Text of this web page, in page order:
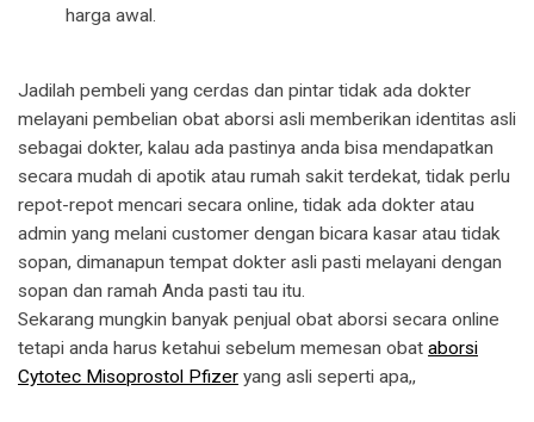
harga awal.
Jadilah pembeli yang cerdas dan pintar tidak ada dokter
melayani pembelian obat aborsi asli memberikan identitas asli
sebagai dokter, kalau ada pastinya anda bisa mendapatkan
secara mudah di apotik atau rumah sakit terdekat, tidak perlu
repot-repot mencari secara online, tidak ada dokter atau
admin yang melani customer dengan bicara kasar atau tidak
sopan, dimanapun tempat dokter asli pasti melayani dengan
sopan dan ramah Anda pasti tau itu.
Sekarang mungkin banyak penjual obat aborsi secara online
tetapi anda harus ketahui sebelum memesan obat aborsi
Cytotec Misoprostol Pfizer yang asli seperti apa,,